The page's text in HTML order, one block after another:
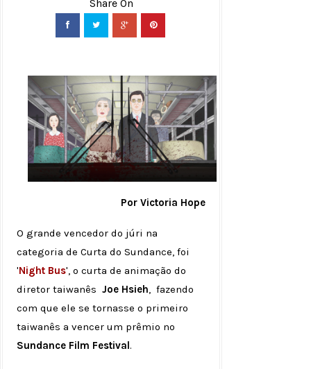
Por Victoria Hope
O grande vencedor do júri na
categoria de Curta do Sundance, foi
'Night Bus', o curta de animação do
diretor taiwanês Joe Hsieh, fazendo
com que ele se tornasse o primeiro
taiwanês a vencer um prêmio no
Sundance Film Festival.